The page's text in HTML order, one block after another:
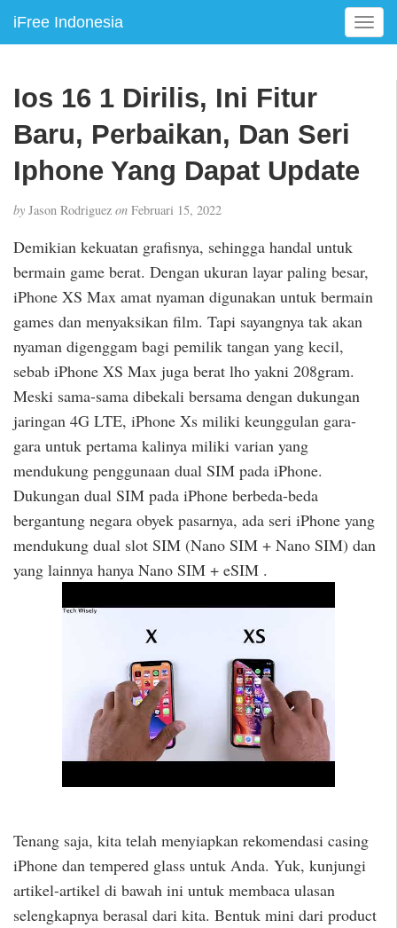
iFree Indonesia
T
o
i
o
Ios 16 1 Dirilis, Ini Fitur
Baru, Perbaikan, Dan Seri
Iphone Yang Dapat Update
by Jason Rodriguez on Februari 15, 2022
Demikian kekuatan grafisnya, sehingga handal untuk
bermain game berat. Dengan ukuran layar paling besar,
iPhone XS Max amat nyaman digunakan untuk bermain
games dan menyaksikan film. Tapi sayangnya tak akan
nyaman digenggam bagi pemilik tangan yang kecil,
sebab iPhone XS Max juga berat lho yakni 208gram.
Meski sama-sama dibekali bersama dengan dukungan
jaringan 4G LTE, iPhone Xs miliki keunggulan gara-
gara untuk pertama kalinya miliki varian yang
mendukung penggunaan dual SIM pada iPhone.
Dukungan dual SIM pada iPhone berbeda-beda
bergantung negara obyek pasarnya, ada seri iPhone yang
mendukung dual slot SIM (Nano SIM + Nano SIM) dan
yang lainnya hanya Nano SIM + eSIM .
Tenang saja, kita telah menyiapkan rekomendasi casing
iPhone dan tempered glass untuk Anda. Yuk, kunjungi
artikel-artikel di bawah ini untuk membaca ulasan
selengkapnya berasal dari kita. Bentuk mini dari product